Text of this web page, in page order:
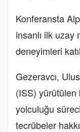
Konferansta
insanlı ilk uzay
deneyimleri
Gezeravcı,
(ISS) yürütülen
yolculuğu
tecrübeler